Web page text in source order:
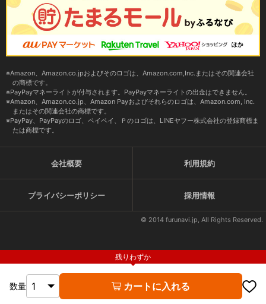
数量
残りわずか
カートに入れる
Amazon、Amazon.co.jpおよびそのロゴは、Amazon.com,Inc.またはその関連会社
の商標です。
PayPayマネーライトが付与されます。PayPayマネーライトの出金はできません。
Amazon、Amazon.co.jp、Amazon Payおよびそれらのロゴは、Amazon.com, Inc.
またはその関連会社の商標です。
PayPay、PayPayのロゴ、ペイペイ、Ｐのロゴは、LINEヤフー株式会社の登録商標ま
たは商標です。
会社概要 利用規約
プライバシーポリシー 採用情報
© 2014 furunavi.jp, All Rights Reserved.